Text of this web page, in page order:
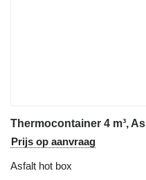
Thermocontainer 4 m³,
Prijs op aanvraag
Asfalt hot box